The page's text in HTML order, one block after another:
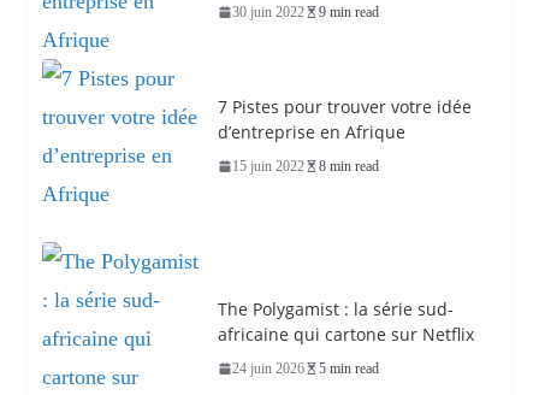
30 juin 2022 9 min read
7 Pistes pour trouver votre idée
d’entreprise en Afrique
15 juin 2022 8 min read
The Polygamist : la série sud-
africaine qui cartone sur Netflix
24 juin 2026 5 min read